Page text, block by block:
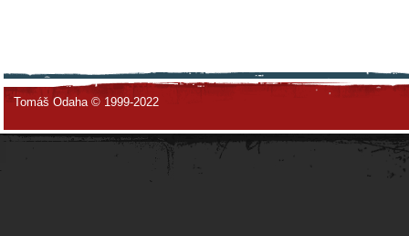
Tomáš Odaha © 1999-2022